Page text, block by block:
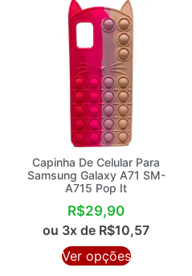
Capinha De Celular Para
Samsung Galaxy A71 SM-
A715 Pop It
R$29,90
ou 3x de R$10,57
Ver opções